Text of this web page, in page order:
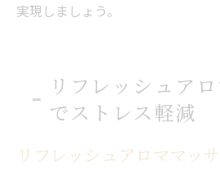
実現しましょう。
リフレッシュア
でストレス軽減
リフレッシュアロママッ